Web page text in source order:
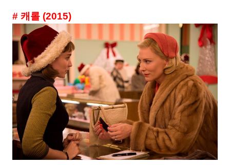
# 캐롤 (2015)